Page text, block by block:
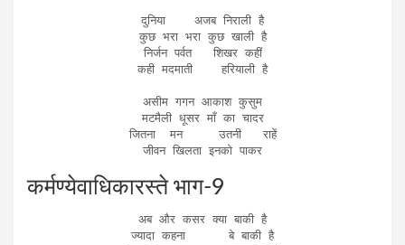
दुनिया    अजब निराली है
कुछ भरा भरा कुछ खाली है
निर्जन पर्वत   शिखर कहीं
कही मदमाती    हरियाली है
असीम गगन आकाश कुसुम
मटमैली धूसर माँ का चादर
जितना  मन     उतनी   राहें
जीवन खिलता इनको पाकर
कर्मण्‍येवाधिकारस्‍ते भाग-9
अब और कसर क्या बाकी है
ज्यादा कहना      बे बाकी है